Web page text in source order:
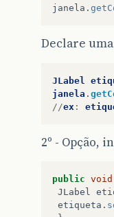
janela .
Declare
JLabel
janela .
//ex :
2º - Opção,
public void
JLabel
etiqueta .